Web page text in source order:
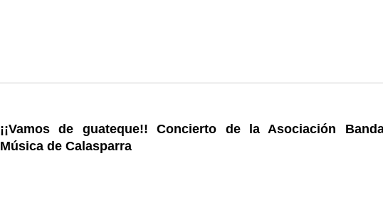
¡¡Vamos de guateque!! Concierto de la Asociación
Música de Calasparra